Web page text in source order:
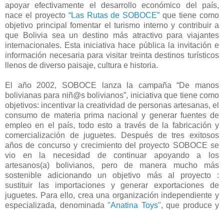
apoyar efectivamente el desarrollo económico del país,
nace el proyecto “Las Rutas de SOBOCE” que tiene como
objetivo principal fomentar el turismo interno y contribuir a
que Bolivia sea un destino más atractivo para viajantes
internacionales. Esta iniciativa hace pública la invitación e
información necesaria para visitar treinta destinos turísticos
llenos de diverso paisaje, cultura e historia.
El año 2002, SOBOCE lanza la campaña “De manos
bolivianas para niñ@s bolivianos”, iniciativa que tiene como
objetivos: incentivar la creatividad de personas artesanas, el
consumo de materia prima nacional y generar fuentes de
empleo en el país, todo esto a través de la fabricación y
comercialización de juguetes. Después de tres exitosos
años de concurso y crecimiento del proyecto SOBOCE se
vio en la necesidad de continuar apoyando a los
artesanos(a) bolivianos, pero de manera mucho más
sostenible adicionando un objetivo más al proyecto :
sustituir las importaciones y generar exportaciones de
juguetes. Para ello, crea una organización independiente y
especializada, denominada "Anatina Toys", que produce y